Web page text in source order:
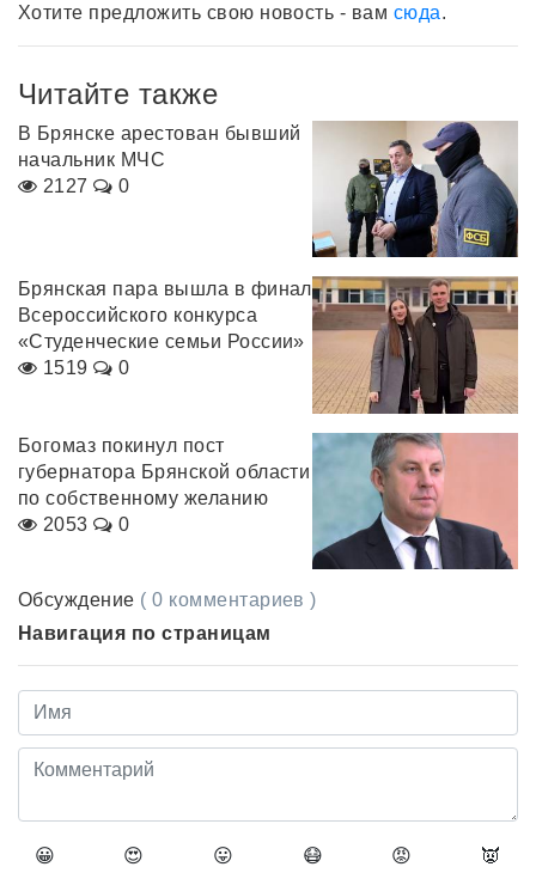
Хотите предложить свою новость - вам сюда.
Читайте также
В Брянске арестован бывший
начальник МЧС
2127
0
Брянская пара вышла в финал
Всероссийского конкурса
«Студенческие семьи России»
1519
0
Богомаз покинул пост
губернатора Брянской области
по собственному желанию
2053
0
Обсуждение ( 0 комментариев )
Навигация по страницам
😀 😍 😛 😷 😡 👿